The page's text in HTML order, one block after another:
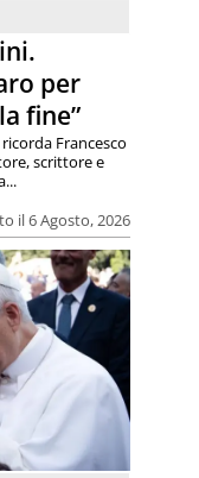
per
fine”
il 6 Agosto, 2026
Francesco
scrittore e